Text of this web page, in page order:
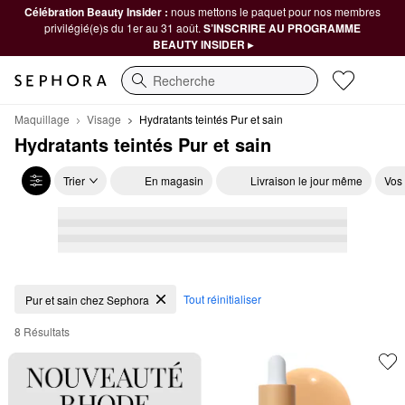
Célébration Beauty Insider : nous mettons le paquet pour nos membres
privilégié(e)s du 1er au 31 août. S’INSCRIRE AU PROGRAMME
BEAUTY INSIDER ▸
Recherche
Maquillage Visage Hydratants teintés Pur et sain
Hydratants teintés Pur et sain
Trier En magasin Livraison le jour même
Hydratants teintés Pur et sain
Pur et sain chez Sephora Tout réinitialiser
8 Résultats